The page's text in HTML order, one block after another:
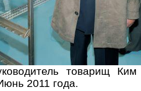
товарищ
2011 года.